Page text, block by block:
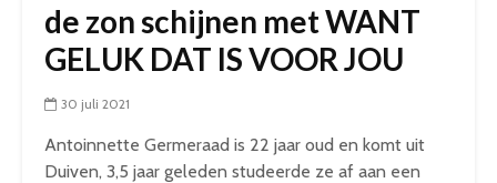
de zon schijnen met WANT
GELUK DAT IS VOOR JOU
30 juli 2021
Antoinnette Germeraad is 22 jaar oud en komt uit
Duiven, 3,5 jaar geleden studeerde ze af aan een